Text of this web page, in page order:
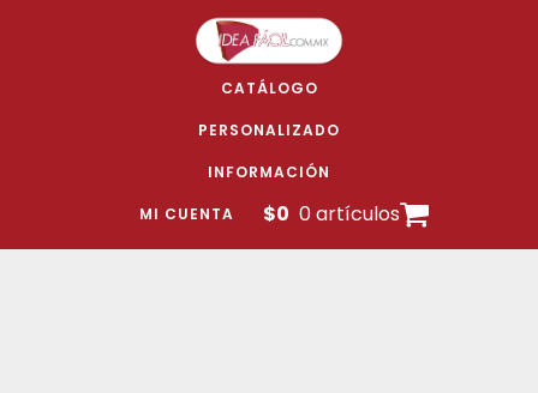
CATÁLOGO
PERSONALIZADO
INFORMACIÓN
MI CUENTA $0 0 artículos